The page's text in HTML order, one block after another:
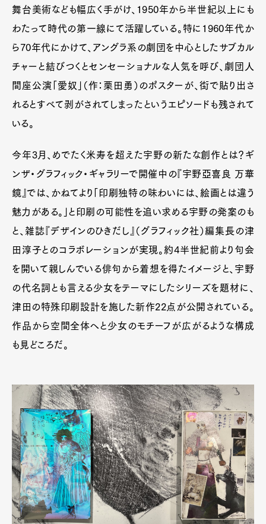
舞台美術なども幅広く手がけ、1950年から半世紀以上にも
わたって時代の第一線にて活躍している。特に1960年代か
ら70年代にかけて、アングラ系の劇団を中心としたサブカル
チャーと結びつくとセンセーショナルな人気を呼び、劇団人
間座公演「愛奴」（作：栗田勇）のポスターが、街で貼り出さ
れるとすべて剥がされてしまったというエピソードも残されて
いる。
今年3月、めでたく米寿を超えた宇野の新たな創作とは？ギ
ンザ・グラフィック・ギャラリーで開催中の『宇野亞喜良 万華
鏡』では、かねてより「印刷独特の味わいには、絵画とは違う
魅力がある。」と印刷の可能性を追い求める宇野の発案のも
と、雑誌『デザインのひきだし』（グラフィック社）編集長の津
田淳子とのコラボレーションが実現。約4半世紀前より句会
を開いて親しんでいる俳句から着想を得たイメージと、宇野
の代名詞とも言える少女をテーマにしたシリーズを題材に、
津田の特殊印刷設計を施した新作22点が公開されている。
作品から空間全体へと少女のモチーフが広がるような構成
も見どころだ。